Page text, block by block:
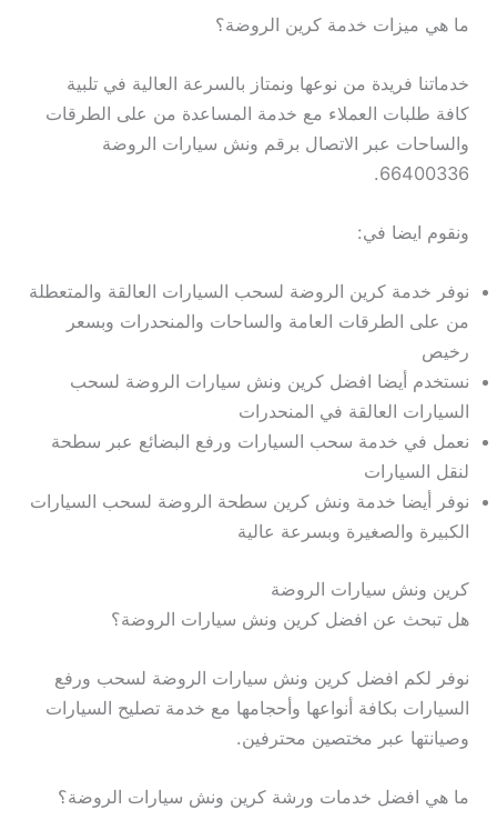
ما هي ميزات خدمة كرين الروضة؟
خدماتنا فريدة من نوعها ونمتاز بالسرعة العالية في تلبية
كافة طلبات العملاء مع خدمة المساعدة من على الطرقات
والساحات عبر الاتصال برقم ونش سيارات الروضة
66400336.
ونقوم ايضا في:
نوفر خدمة كرين الروضة لسحب السيارات العالقة والمتعطلة
من على الطرقات العامة والساحات والمنحدرات وبسعر
رخيص
نستخدم أيضا افضل كرين ونش سيارات الروضة لسحب
السيارات العالقة في المنحدرات
نعمل في خدمة سحب السيارات ورفع البضائع عبر سطحة
لنقل السيارات
نوفر أيضا خدمة ونش كرين سطحة الروضة لسحب السيارات
الكبيرة والصغيرة وبسرعة عالية
كرين ونش سيارات الروضة
هل تبحث عن افضل كرين ونش سيارات الروضة؟
نوفر لكم افضل كرين ونش سيارات الروضة لسحب ورفع
السيارات بكافة أنواعها وأحجامها مع خدمة تصليح السيارات
وصيانتها عبر مختصين محترفين.
ما هي افضل خدمات ورشة كرين ونش سيارات الروضة؟